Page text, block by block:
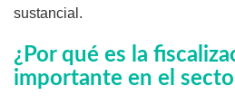
sustancial.
¿Por qué es la
importante en el